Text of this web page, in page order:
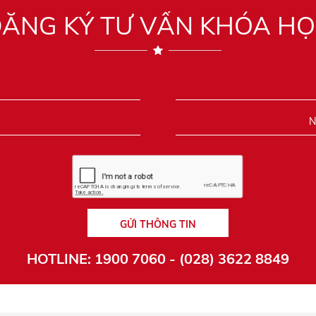
KÝ TƯ VẤN KHÓA
GỬI THÔNG TIN
HOTLINE: 1900 7060 - (028) 3622 8849